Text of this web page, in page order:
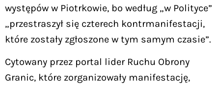
występów w Piotrkowie, bo według „w Polityce”
„przestraszył się czterech kontrmanifestacji,
które zostały zgłoszone w tym samym czasie”.
Cytowany przez portal lider Ruchu Obrony
Granic, które zorganizowały manifestację,